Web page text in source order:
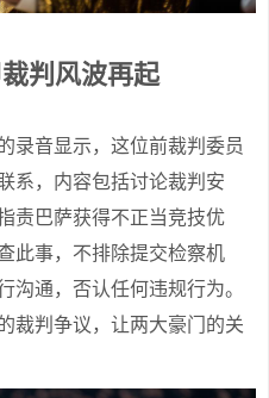
判风波再起
录音显示，这位前裁判委员
系，内容包括讨论裁判安
责巴萨获得不正当竞技优
此事，不排除提交检察机
沟通，否认任何违规行为。
裁判争议，让两大豪门的关